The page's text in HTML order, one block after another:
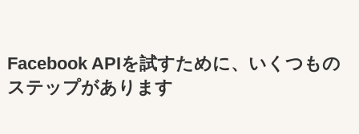
Facebook APIを試すために、いくつもの
ステップがあります